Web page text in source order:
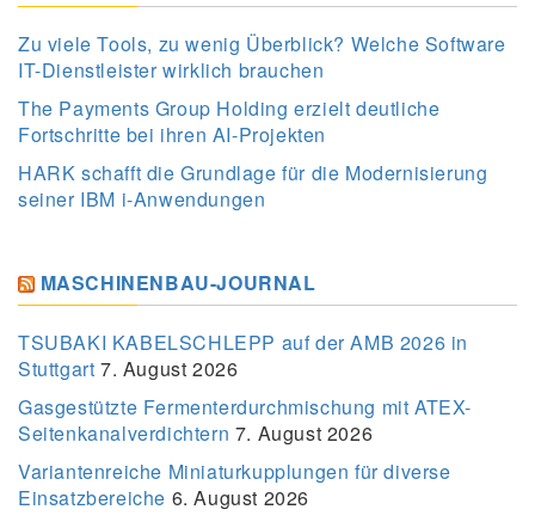
Zu viele Tools, zu wenig Überblick? Welche Software
IT-Dienstleister wirklich brauchen
The Payments Group Holding erzielt deutliche
Fortschritte bei ihren AI-Projekten
HARK schafft die Grundlage für die Modernisierung
seiner IBM i-Anwendungen
MASCHINENBAU-JOURNAL
TSUBAKI KABELSCHLEPP auf der AMB 2026 in
Stuttgart 7. August 2026
Gasgestützte Fermenterdurchmischung mit ATEX-
Seitenkanalverdichtern 7. August 2026
Variantenreiche Miniaturkupplungen für diverse
Einsatzbereiche 6. August 2026